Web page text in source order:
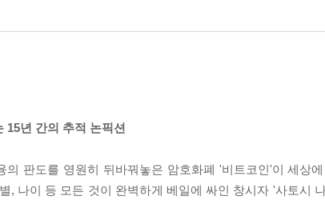
15년 간의 추적 논픽션
의 판도를 영원히 뒤바꿔놓은 암호화폐 '비트코인'이 세상
, 나이 등 모든 것이 완벽하게 베일에 싸인 창시자 '사토시